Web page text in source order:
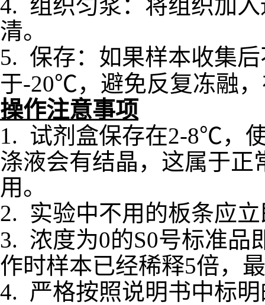
4. 组织匀浆：将组织加
清。
5. 保存：如果样本收集
于-20℃，避免反复冻融
操作注意事项
1. 试剂盒保存在2-8℃，
涤液会有结晶，这属于正
用。
2. 实验中不用的板条应
3. 浓度为0的S0号标准品
作时样本已经稀释5倍，
4. 严格按照说明书中标